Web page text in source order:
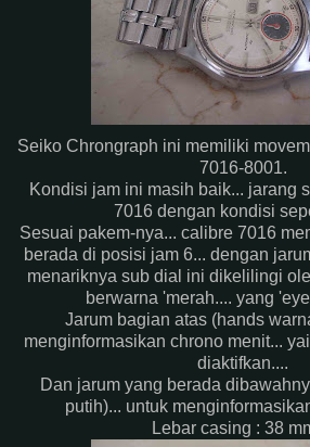
Seiko Chrongraph ini memiliki
7016-8001.
Kondisi jam ini masih baik... jarang
7016 dengan kondisi
Sesuai pakem-nya... calibre 7016
berada di posisi jam 6... dengan
menariknya sub dial ini dikelilingi
berwarna 'merah.... yang
Jarum bagian atas (hands
menginformasikan chrono menit...
diaktifkan....
Dan jarum yang berada
putih)... untuk
Lebar casing : 38